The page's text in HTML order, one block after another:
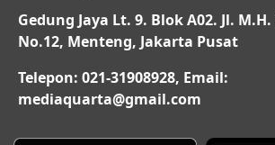
Gedung Jaya Lt. 9. Blok A02. Jl.
No.12, Menteng, Jakarta Pusat
Telepon: 021-31908928, Email:
mediaquarta@gmail.com